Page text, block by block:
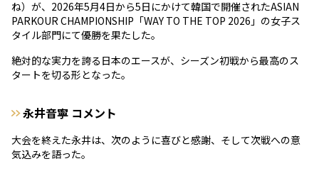
ね）が、2026年5月4日から5日にかけて韓国で開催されたASIAN
PARKOUR CHAMPIONSHIP「WAY TO THE TOP 2026」の女子ス
タイル部門にて優勝を果たした。
絶対的な実力を誇る日本のエースが、シーズン初戦から最高のス
タートを切る形となった。
永井音寧 コメント
大会を終えた永井は、次のように喜びと感謝、そして次戦への意
気込みを語った。